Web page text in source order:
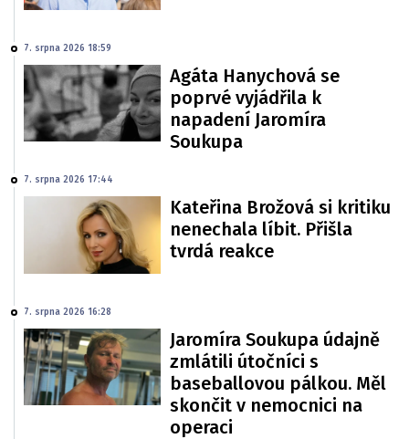
7. srpna 2026 18:59
Agáta Hanychová se
poprvé vyjádřila k
napadení Jaromíra
Soukupa
7. srpna 2026 17:44
Kateřina Brožová si kritiku
nenechala líbit. Přišla
tvrdá reakce
7. srpna 2026 16:28
Jaromíra Soukupa údajně
zmlátili útočníci s
baseballovou pálkou. Měl
skončit v nemocnici na
operaci